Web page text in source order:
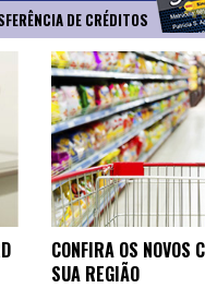
DE CRÉDITOS
CONFIRA OS NOVOS
SUA REGIÃO